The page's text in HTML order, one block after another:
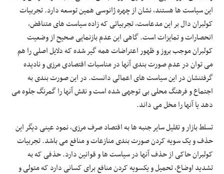
این سیاست ها هستند، نشان از چهره ژانوسی همین توسعه دارد. تجربیات
کولبران دال بر این مدعاست، تجربیاتی که زاده سیاست های متناقض،
انحصارات و تمایزات است. گاهی این عدم بازنمایی صحیح از وضعیت
کولبران موجب بروز و ظهور اعتراضات همه گیر شده که دلایل اصلی را هم
می توان در عدم صورت بندی آنها در مناسبات اقتصادی مرزی و نادیده
گرفتنشان در این سیاست های اعمالی دانست. در این صورت بندی به
اجتماع و فرهنگ محلی بی توجهی شده است و نقش آنها را گمرنگ جلوه می
دهد یا آنها را مخل می داند.
تسلط بازار و تقلیل سایر جنبه ها به اقتصاد صرف مرزی، نمود عینی دیگر این
حذف و یک سویه کردن صورت بندی منازعات و منافع می باشد. تجربیات
کولبران حاکی از حذف آنها در سیاست ها و قوانین دارد. حذفی که به
تشدید اوضاع، تحمیل و یکسویه کردن منافع برای کسانی دارد که متولی و